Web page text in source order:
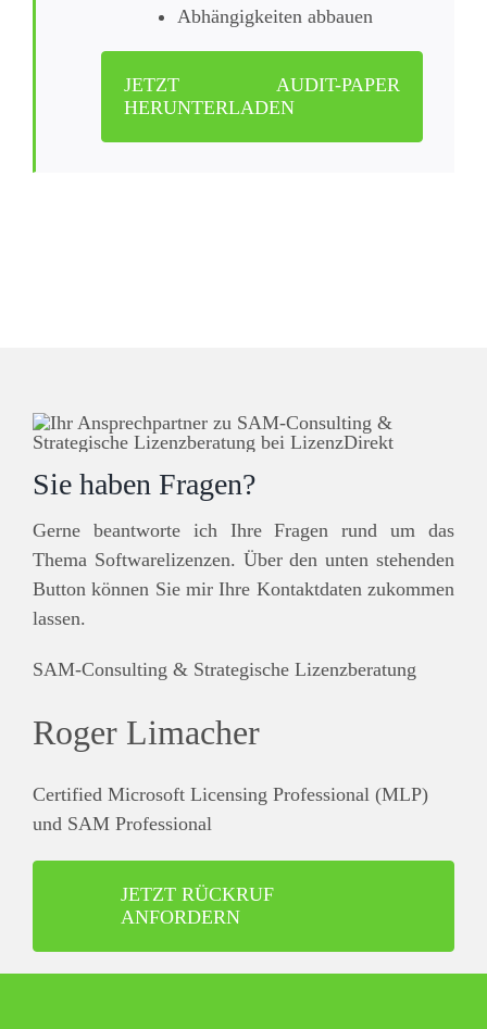
Abhängigkeiten abbauen
JETZT AUDIT-PAPER
HERUNTERLADEN
Sie haben Fragen?
Gerne beantworte ich Ihre Fragen rund um das
Thema Softwarelizenzen. Über den unten stehenden
Button können Sie mir Ihre Kontaktdaten zukommen
lassen.
SAM-Consulting & Strategische Lizenzberatung
Roger Limacher
Certified Microsoft Licensing Professional (MLP)
und SAM Professional
JETZT RÜCKRUF
ANFORDERN